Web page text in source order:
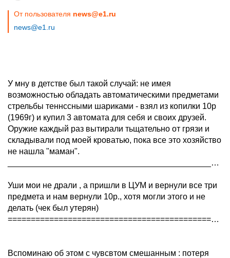
От пользователя news@e1.ru
news@e1.ru
У мну в детстве был такой случай: не имея
возможностью обладать автоматическими предметами
стрельбы теннссными шариками - взял из копилки 10р
(1969г) и купил 3 автомата для себя и своих друзей.
Оружие каждый раз вытирали тьщательно от грязи и
складывали под моей кроватью, пока все это хозяйство
не нашла "маман".
Уши мои не драли , а пришли в ЦУМ и вернули все три
предмета и нам вернули 10р., хотя могли этого и не
делать (чек был утерян)
===========================================================
Вспоминаю об этом с чувсвтом смешанным : потеря